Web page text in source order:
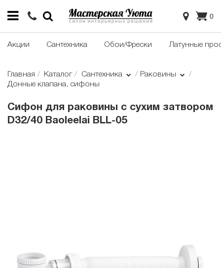
0
Акции Сантехника Обои/Фрески Латунные
Главная Каталог Сантехника
Раковины
Донные клапана, сифоны
Сифон для раковины с сухим затвором
D32/40 Baoleelai BLL-05